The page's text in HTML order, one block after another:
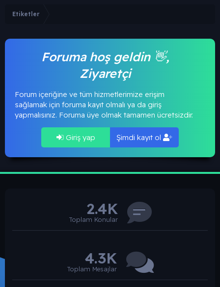
Etiketler
Foruma hoş geldin 👋,
Ziyaretçi
Forum içeriğine ve tüm hizmetlerimize erişim
sağlamak için foruma kayıt olmalı ya da giriş
yapmalısınız. Foruma üye olmak tamamen ücretsizdir.
Giriş yap Şimdi kayıt ol
2.4K
Toplam Konular
4.3K
Toplam Mesajlar